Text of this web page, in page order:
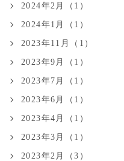
2024年2月（1）
2024年1月（1）
2023年11月（1）
2023年9月（1）
2023年7月（1）
2023年6月（1）
2023年4月（1）
2023年3月（1）
2023年2月（3）